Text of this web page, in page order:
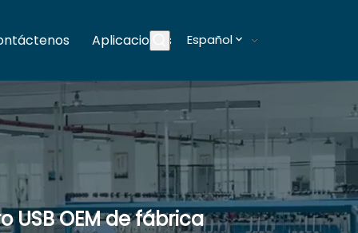
Aplicaciones Blogs
Español
OEM de fábrica